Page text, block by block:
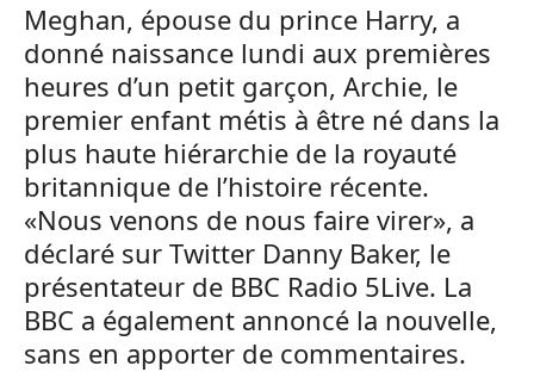
Meghan, épouse du prince Harry, a
donné naissance lundi aux premières
heures d’un petit garçon, Archie, le
premier enfant métis à être né dans la
plus haute hiérarchie de la royauté
britannique de l’histoire récente.
«Nous venons de nous faire virer», a
déclaré sur Twitter Danny Baker, le
présentateur de BBC Radio 5Live. La
BBC a également annoncé la nouvelle,
sans en apporter de commentaires.